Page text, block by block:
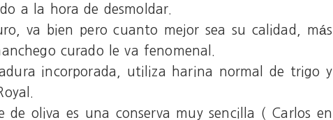
a la hora de desmoldar.
va bien pero cuanto mejor sea su calidad, más
curado le va fenomenal.
incorporada, utiliza harina normal de trigo y
de oliva es una conserva muy sencilla ( Carlos en